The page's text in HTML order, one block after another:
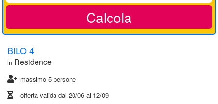
Calcola
BILO 4
in Residence
massimo 5 persone
offerta valida dal 20/06 al 12/09